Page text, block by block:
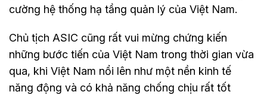
cường hệ thống hạ tầng quản lý của Việt Nam.
Chủ tịch ASIC cũng rất vui mừng chứng kiến
những bước tiến của Việt Nam trong thời gian vừa
qua, khi Việt Nam nổi lên như một nền kinh tế
năng động và có khả năng chống chịu rất tốt